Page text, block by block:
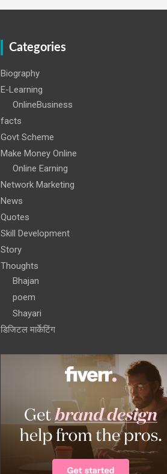
Categories
Biography
E-Learning
OnlineBusiness
facts
Govt Scheme
Make Money Online
Online Earning
Network Marketing
News
Quotes
Skill Development
Story
Thoughts
Bhajan
poem
Shayari
डिजिटल मार्केटिंग